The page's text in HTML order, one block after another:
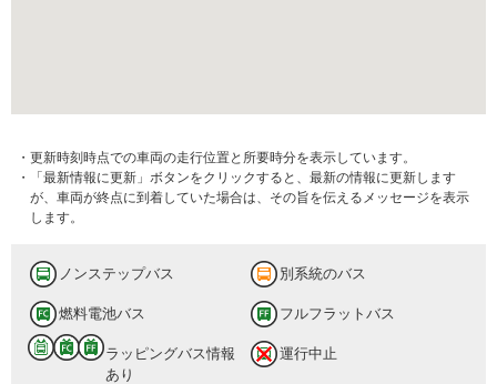
・更新時刻時点での車両の走行位置と所要時分を表示しています。
・「最新情報に更新」ボタンをクリックすると、最新の情報に更新します
が、車両が終点に到着していた場合は、その旨を伝えるメッセージを表示
します。
ノンステップバス 別系統のバス
燃料電池バス フルフラットバス
ラッピングバス情報
あり
運行中止